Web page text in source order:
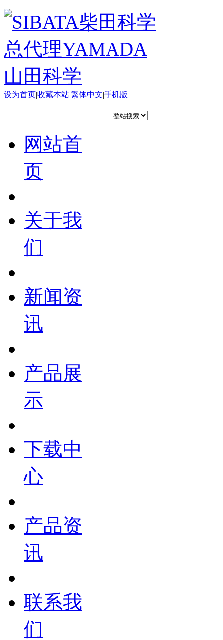
设为首页|收藏本站|繁体中文|手机版
网站首
页
关于我
们
新闻资
讯
产品展
示
下载中
心
产品资
讯
联系我
们